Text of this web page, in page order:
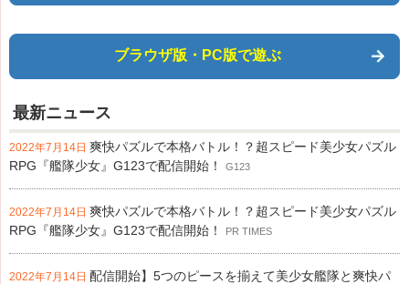
ブラウザ版・PC版で遊ぶ
最新ニュース
2022年7月14日 爽快パズルで本格バトル！？超スピード美少女パズル
RPG『艦隊少女』G123で配信開始！
G123
2022年7月14日 爽快パズルで本格バトル！？超スピード美少女パズル
RPG『艦隊少女』G123で配信開始！
PR TIMES
2022年7月14日 配信開始】5つのピースを揃えて美少女艦隊と爽快パ